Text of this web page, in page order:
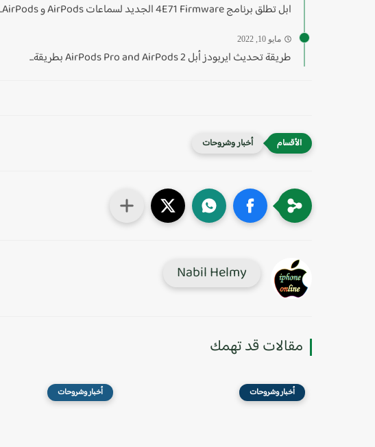
ابل تطلق برنامج 4E71 Firmware الجديد لسماعات AirPods و AirPods...
مايو 10, 2022
طريقة تحديث ايربودز أبل AirPods Pro and AirPods 2‏‎ بطريقة...
أخبار وشروحات
Nabil Helmy
مقالات قد تهمك
أخبار وشروحات أخبار وشروحات